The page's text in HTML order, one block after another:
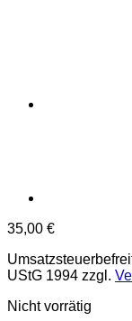
35,00 €
UStG 1994 zzgl.
Nicht vorrätig